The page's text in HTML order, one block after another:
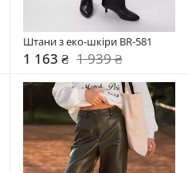
Штани з еко-шкіри BR-581
1 163 ₴ 1 939 ₴